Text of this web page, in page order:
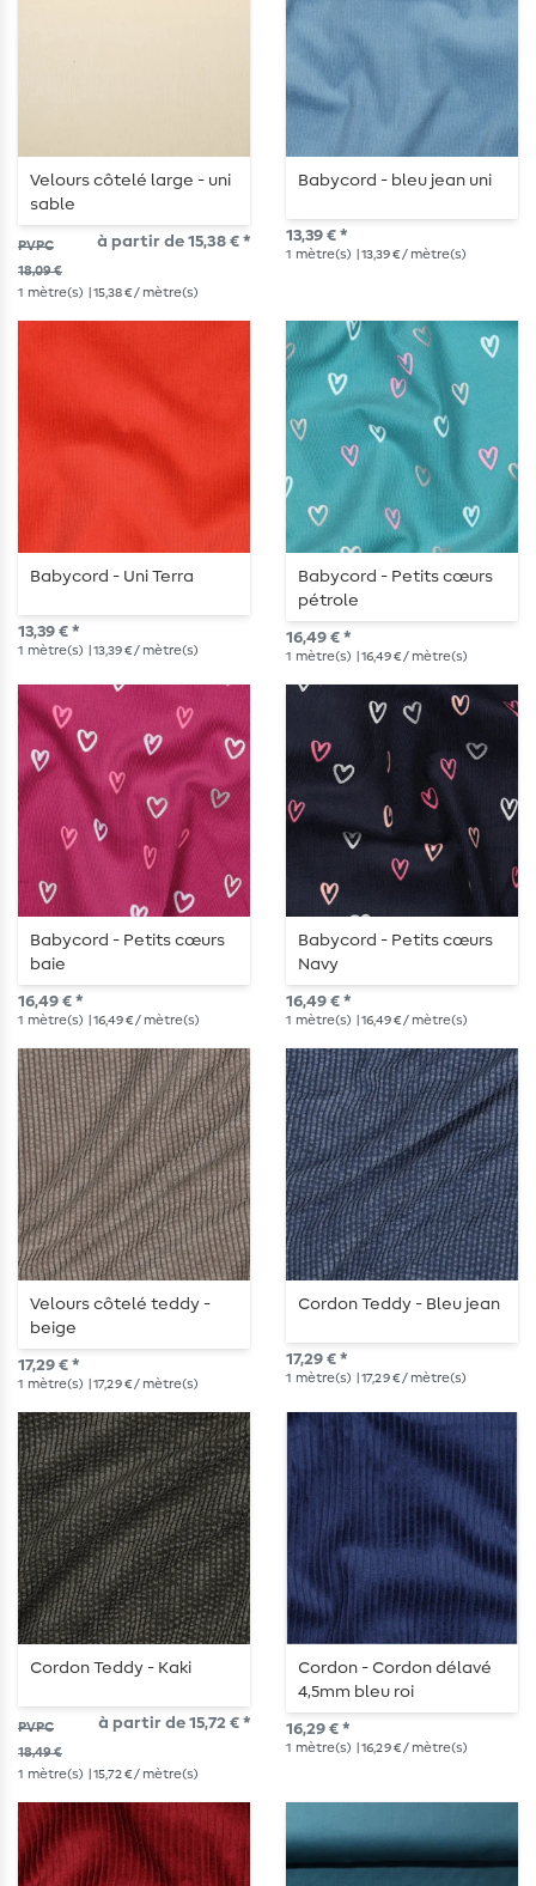
Velours côtelé large - uni
sable
PVPC
18,09 €
à partir de 15,38 € *
1 mètre(s) | 15,38 € / mètre(s)
Babycord - bleu jean uni
13,39 € *
1 mètre(s) | 13,39 € / mètre(s)
Babycord - Uni Terra
13,39 € *
1 mètre(s) | 13,39 € / mètre(s)
Babycord - Petits cœurs
pétrole
16,49 € *
1 mètre(s) | 16,49 € / mètre(s)
Babycord - Petits cœurs
baie
16,49 € *
1 mètre(s) | 16,49 € / mètre(s)
Babycord - Petits cœurs
Navy
16,49 € *
1 mètre(s) | 16,49 € / mètre(s)
Velours côtelé teddy -
beige
17,29 € *
1 mètre(s) | 17,29 € / mètre(s)
Cordon Teddy - Bleu jean
17,29 € *
1 mètre(s) | 17,29 € / mètre(s)
Cordon Teddy - Kaki
PVPC
18,49 €
à partir de 15,72 € *
1 mètre(s) | 15,72 € / mètre(s)
Cordon - Cordon délavé
4,5mm bleu roi
16,29 € *
1 mètre(s) | 16,29 € / mètre(s)